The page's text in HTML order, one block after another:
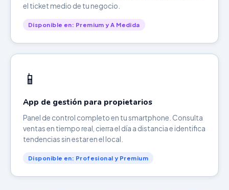
el ticket medio de tu negocio.
Disponible en: Premium y A Medida
📱
App de gestión para propietarios
Panel de control completo en tu smartphone. Consulta
ventas en tiempo real, cierra el día a distancia e identifica
tendencias sin estar en el local.
Disponible en: Profesional y Premium